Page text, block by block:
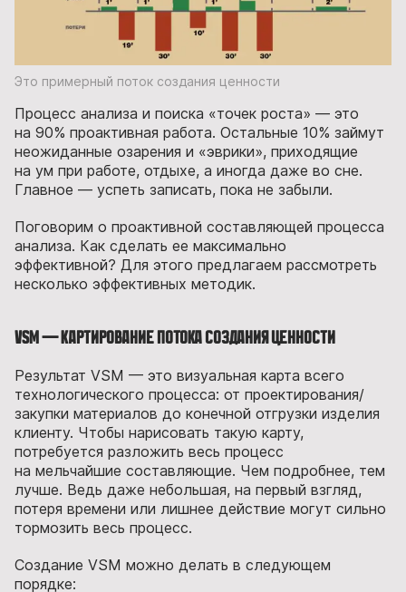
Это примерный поток создания ценности
Процесс анализа и поиска «точек роста» — это
на 90% проактивная работа. Остальные 10% займут
неожиданные озарения и «эврики», приходящие
на ум при работе, отдыхе, а иногда даже во сне.
Главное — успеть записать, пока не забыли.
Поговорим о проактивной составляющей процесса
анализа. Как сделать ее максимально
эффективной? Для этого предлагаем рассмотреть
несколько эффективных методик.
VSM — Картирование потока создания ценности
Результат VSM — это визуальная карта всего
технологического процесса: от проектирования/
закупки материалов до конечной отгрузки изделия
клиенту. Чтобы нарисовать такую карту,
потребуется разложить весь процесс
на мельчайшие составляющие. Чем подробнее, тем
лучше. Ведь даже небольшая, на первый взгляд,
потеря времени или лишнее действие могут сильно
тормозить весь процесс.
Создание VSM можно делать в следующем
порядке: